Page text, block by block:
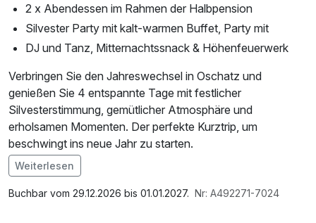
2 x Abendessen im Rahmen der Halbpension
Silvester Party mit kalt-warmen Buffet, Party mit
DJ und Tanz, Mitternachtssnack & Höhenfeuerwerk
Verbringen Sie den Jahreswechsel in Oschatz und
genießen Sie 4 entspannte Tage mit festlicher
Silvesterstimmung, gemütlicher Atmosphäre und
erholsamen Momenten. Der perfekte Kurztrip, um
beschwingt ins neue Jahr zu starten.
Im Angebot enthalten
W-LAN Nutzung / Internetnutzung
Weiterlesen
Buchbar vom 29.12.2026 bis 01.01.2027. Nr: A492271-7024